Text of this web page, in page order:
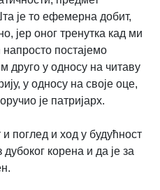
је то ефемерна добит,
јер оног тренутка кад ми
постајемо
друго у односу на читаву
у односу на своје оце,
је патријарх.
и поглед и ход у будућност
корена и да је за